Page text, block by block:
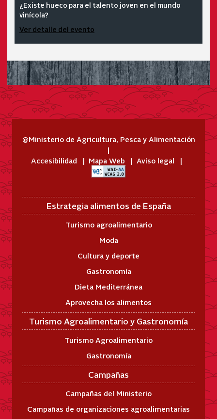
¿Existe hueco para el talento joven en el mundo
vinícola?
Ver detalle del evento
@Ministerio de Agricultura, Pesca y Alimentación
Accesibilidad Mapa Web Aviso legal
Estrategia alimentos de España
Turismo agroalimentario
Moda
Cultura y deporte
Gastronomía
Dieta Mediterránea
Aprovecha los alimentos
Turismo Agroalimentario y Gastronomía
Turismo Agroalimentario
Gastronomía
Campañas
Campañas del Ministerio
Campañas de organizaciones agroalimentarias